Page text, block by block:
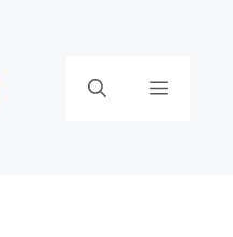
Menu